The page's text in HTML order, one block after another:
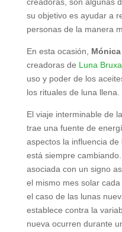
creadoras, son algunas
su objetivo es ayudar a
personas de la manera
En esta ocasión,
creadoras de Luna Bruxa
uso y poder de los
los rituales de luna llena.
El viaje interminable de
trae una fuente de
aspectos la influencia
está siempre
asociada con un signo
el mismo mes solar
el caso de las lunas
establece contra la
nueva ocurren durante